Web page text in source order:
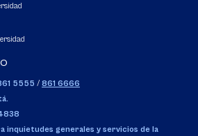
5555 / 861 6666
inquietudes generales y servicios de la